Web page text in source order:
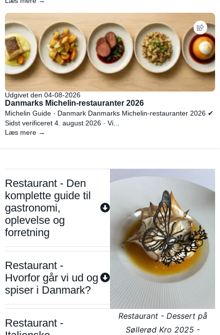
Udgivet den 04-08-2026
Danmarks Michelin-restauranter 2026
Michelin Guide · Danmark Danmarks Michelin-restauranter 2026 ✔
Sidst verificeret 4. august 2026 · Vi...
Læs mere →
Restaurant - Den
komplette guide til
gastronomi,
oplevelse og
forretning
Restaurant -
Hvorfor går vi ud og
spiser i Danmark?
Restaurant -
Restaurant - Dessert på
Søllerød Kro 2025 -